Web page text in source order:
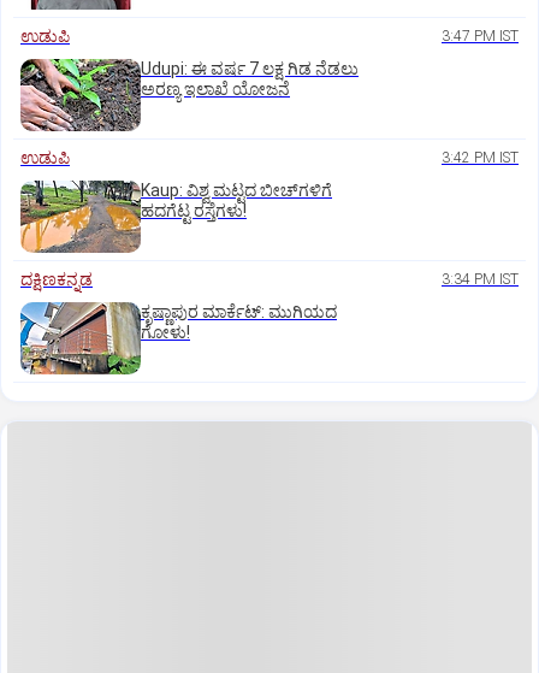
ಉಡುಪಿ 3:47 PM IST
Udupi: ಈ ವರ್ಷ 7 ಲಕ್ಷ ಗಿಡ ನೆಡಲು
ಅರಣ್ಯ ಇಲಾಖೆ ಯೋಜನೆ
ಉಡುಪಿ 3:42 PM IST
Kaup: ವಿಶ್ವ ಮಟ್ಟದ ಬೀಚ್‌ಗಳಿಗೆ
ಹದಗೆಟ್ಟ ರಸ್ತೆಗಳು!
ದಕ್ಷಿಣಕನ್ನಡ 3:34 PM IST
ಕೃಷ್ಣಾಪುರ ಮಾರ್ಕೆಟ್‌: ಮುಗಿಯದ
ಗೋಳು!